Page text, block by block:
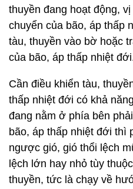
thuyền đang hoạt động,
chuyển của bão, áp thấp
tàu, thuyền vào bờ hoặc
của bão, áp thấp nhiệt
Cần điều khiển tàu,
thấp nhiệt đới có khả
đang nằm ở phía bên
bão, áp thấp nhiệt đới thì
ngược gió, gió thổi lệch
lệch lớn hay nhỏ tùy
thuyền, tức là chạy về